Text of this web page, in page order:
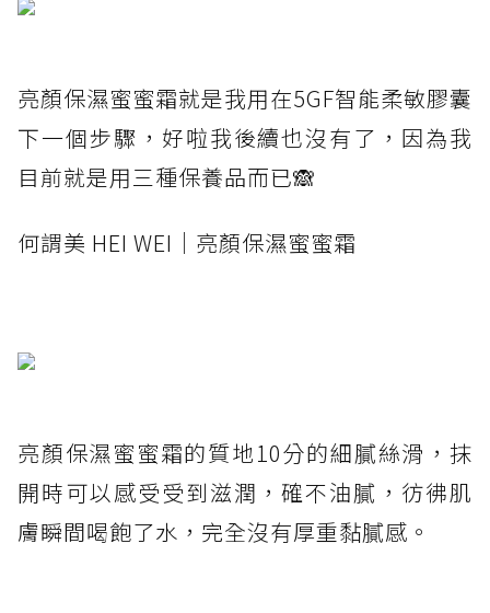
亮顏保濕蜜蜜霜就是我用在5GF智能柔敏膠囊
下一個步驟，好啦我後續也沒有了，因為我
目前就是用三種保養品而已🙈
何謂美 HEI WEI｜亮顏保濕蜜蜜霜
亮顏保濕蜜蜜霜的質地10分的細膩絲滑，抹
開時可以感受受到滋潤，確不油膩，彷彿肌
膚瞬間喝飽了水，完全沒有厚重黏膩感。